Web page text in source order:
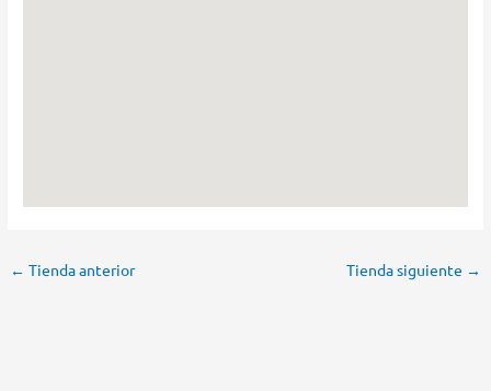
← Tienda anterior Tienda siguiente →